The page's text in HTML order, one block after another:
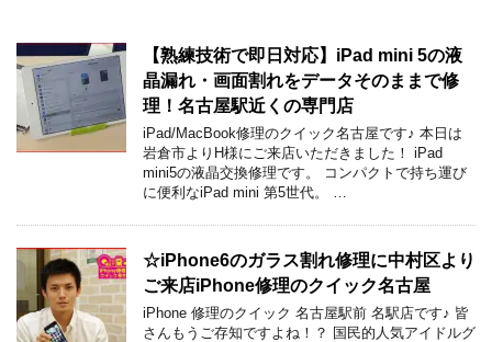
【熟練技術で即日対応】iPad mini 5の液
晶漏れ・画面割れをデータそのままで修
理！名古屋駅近くの専門店
iPad/MacBook修理のクイック名古屋です♪ 本日は
岩倉市よりH様にご来店いただきました！ iPad
mini5の液晶交換修理です。 コンパクトで持ち運び
に便利なiPad mini 第5世代。 …
☆iPhone6のガラス割れ修理に中村区より
ご来店iPhone修理のクイック名古屋
iPhone 修理のクイック 名古屋駅前 名駅店です♪ 皆
さんもうご存知ですよね！？ 国民的人気アイドルグ